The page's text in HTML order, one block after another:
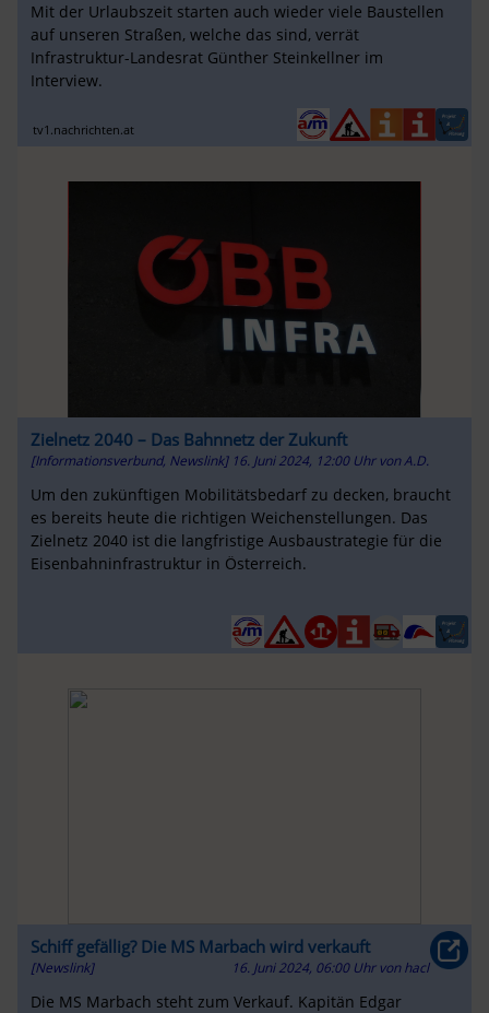
Mit der Urlaubszeit starten auch wieder viele Baustellen
auf unseren Straßen, welche das sind, verrät
Infrastruktur-Landesrat Günther Steinkellner im
Interview.
tv1.nachrichten.at
Zielnetz 2040 – Das Bahnnetz der Zukunft
[Informationsverbund, Newslink] 16. Juni 2024, 12:00 Uhr vonA.D.
Um den zukünftigen Mobilitätsbedarf zu decken, braucht
es bereits heute die richtigen Weichenstellungen. Das
Zielnetz 2040 ist die langfristige Ausbaustrategie für die
Eisenbahninfrastruktur in Österreich.
Schiff gefällig? Die MS Marbach wird verkauft
[Newslink] 16. Juni 2024, 06:00 Uhr vonhacl
Die MS Marbach steht zum Verkauf. Kapitän Edgar